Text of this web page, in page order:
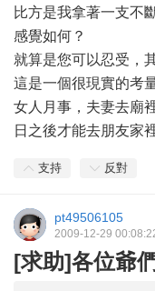
比方是我拿著一支不
感覺如何？
就算是您可以忍受，
這是一個很現實的考量
女人月事，夫妻去廟
日之後才能去朋友家
支持 反對
pt49506105
2009-12-29
[求助]各位爺